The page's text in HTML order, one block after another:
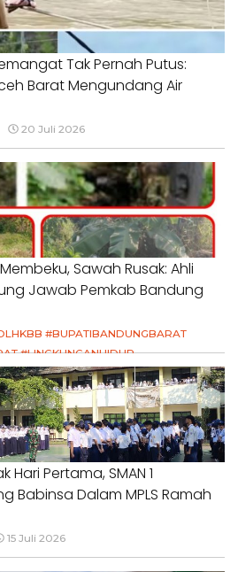
Tak Pernah Putus:
Barat Mengundang Air
20 Juli 2026
Sawah Rusak: Ahli
Jawab Pemkab Bandung
#BUPATIBANDUNGBARAT
#LINGKUNGANHIDUP
Hari Pertama, SMAN 1
Babinsa Dalam MPLS Ramah
15 Juli 2026